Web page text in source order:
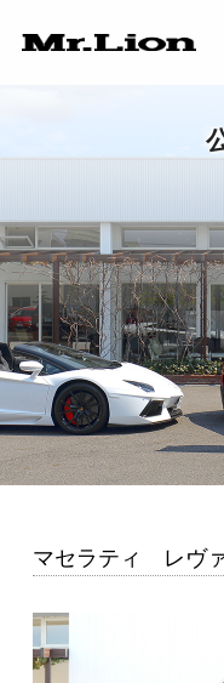
在庫車情報
Factory
自社工場
Official Blog
公式ブログ
マセラティ レヴ